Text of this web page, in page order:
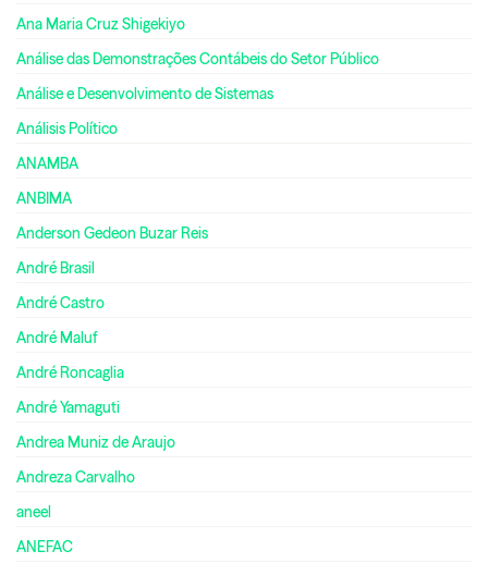
Ana Maria Cruz Shigekiyo
Análise das Demonstrações Contábeis do Setor Público
Análise e Desenvolvimento de Sistemas
Análisis Político
ANAMBA
ANBIMA
Anderson Gedeon Buzar Reis
André Brasil
André Castro
André Maluf
André Roncaglia
André Yamaguti
Andrea Muniz de Araujo
Andreza Carvalho
aneel
ANEFAC